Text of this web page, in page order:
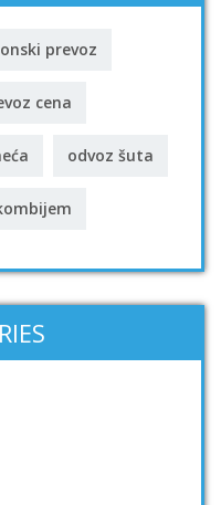
prevoz
cena
odvoz šuta